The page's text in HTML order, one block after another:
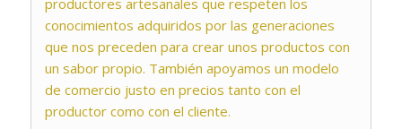
productores artesanales que respeten los
conocimientos adquiridos por las generaciones
que nos preceden para crear unos productos con
un sabor propio. También apoyamos un modelo
de comercio justo en precios tanto con el
productor como con el cliente.